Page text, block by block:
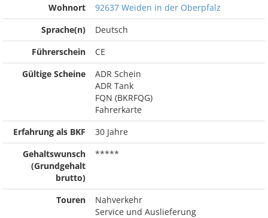
Wohnort
92637 Weiden in der Oberpfalz
Sprache(n)
Deutsch
Führerschein
CE
Gültige Scheine
ADR Schein
ADR Tank
FQN (BKRFQG)
Fahrerkarte
Erfahrung als BKF
30 Jahre
Gehaltswunsch
(Grundgehalt
brutto)
*****
Touren
Nahverkehr
Service und Auslieferung